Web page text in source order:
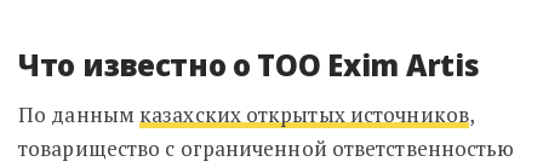
Что известно о ТОО Exim Artis
По данным казахских открытых источников,
товарищество с ограниченной ответственностью